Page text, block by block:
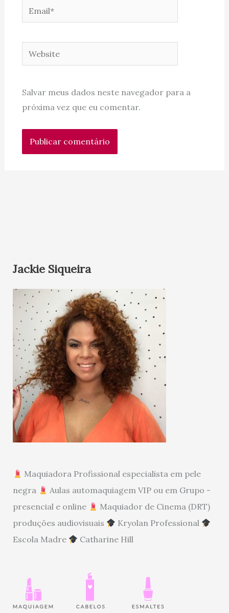
Email*
Website
Salvar meus dados neste navegador para a
próxima vez que eu comentar.
Jackie Siqueira
Maquiadora Profissional especialista em pele
negra
Aulas automaquiagem VIP ou em Grupo -
presencial e online
Maquiador de Cinema (DRT)
produções audiovisuais
Kryolan Professional
Escola Madre
Catharine Hill